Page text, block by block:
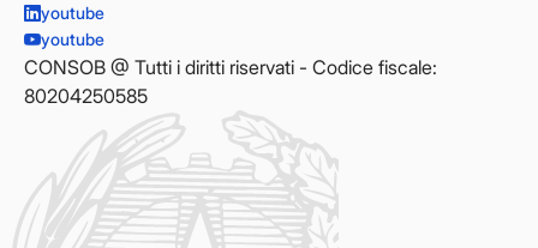
youtube
youtube
CONSOB @ Tutti i diritti riservati - Codice fiscale:
80204250585